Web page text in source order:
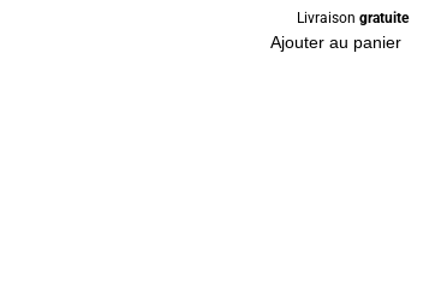
Livraison gratuite
Ajouter au panier